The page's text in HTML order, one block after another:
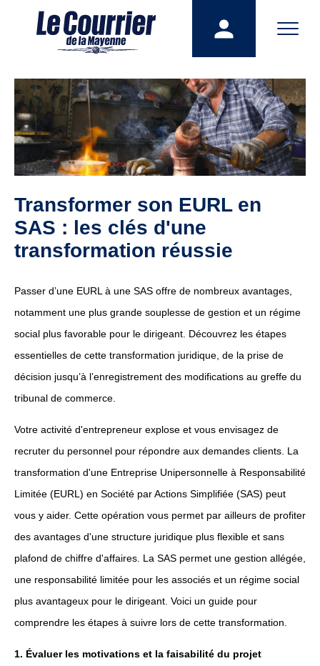
Transformer son EURL en
SAS : les clés d'une
transformation réussie
Passer d’une EURL à une SAS offre de nombreux avantages,
notamment une plus grande souplesse de gestion et un régime
social plus favorable pour le dirigeant. Découvrez les étapes
essentielles de cette transformation juridique, de la prise de
décision jusqu’à l’enregistrement des modifications au greffe du
tribunal de commerce.
Votre activité d'entrepreneur explose et vous envisagez de
recruter du personnel pour répondre aux demandes clients. La
transformation d'une Entreprise Unipersonnelle à Responsabilité
Limitée (EURL) en Société par Actions Simplifiée (SAS) peut
vous y aider. Cette opération vous permet par ailleurs de profiter
des avantages d'une structure juridique plus flexible et sans
plafond de chiffre d'affaires. La SAS permet une gestion allégée,
une responsabilité limitée pour les associés et un régime social
plus avantageux pour le dirigeant. Voici un guide pour
comprendre les étapes à suivre lors de cette transformation.
1. Évaluer les motivations et la faisabilité du projet